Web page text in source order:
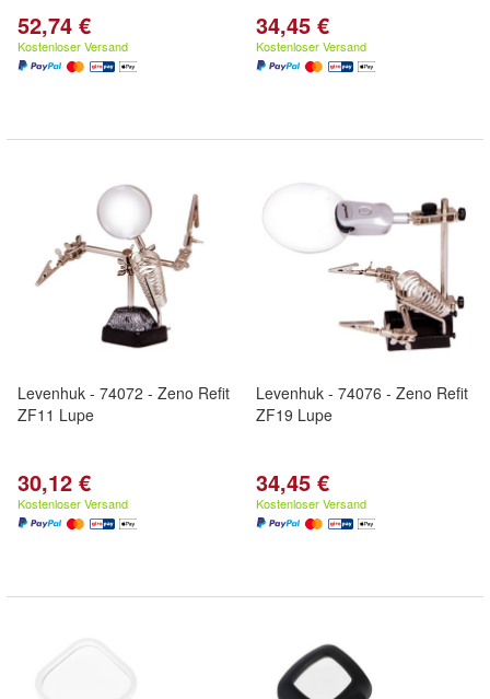
52,74 €
Kostenloser Versand
34,45 €
Kostenloser Versand
Levenhuk - 74072 - Zeno Refit
ZF11 Lupe
30,12 €
Kostenloser Versand
Levenhuk - 74076 - Zeno Refit
ZF19 Lupe
34,45 €
Kostenloser Versand